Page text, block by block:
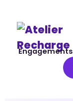
Engagements